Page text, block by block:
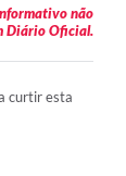
não
Diário Oficial.
curtir esta